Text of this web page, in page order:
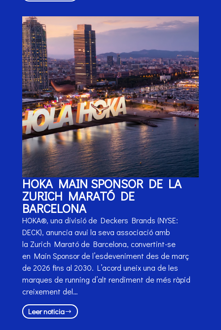
HOKA MAIN SPONSOR DE LA
ZURICH MARATÓ DE
BARCELONA
HOKA®, una divisió de Deckers Brands (NYSE:
DECK), anuncia avui la seva associació amb
la Zurich Marató de Barcelona, convertint-se
en Main Sponsor de l’esdeveniment des de març
de 2026 fins al 2030. L’acord uneix una de les
marques de running d’alt rendiment de més ràpid
creixement del…
Leer noticia